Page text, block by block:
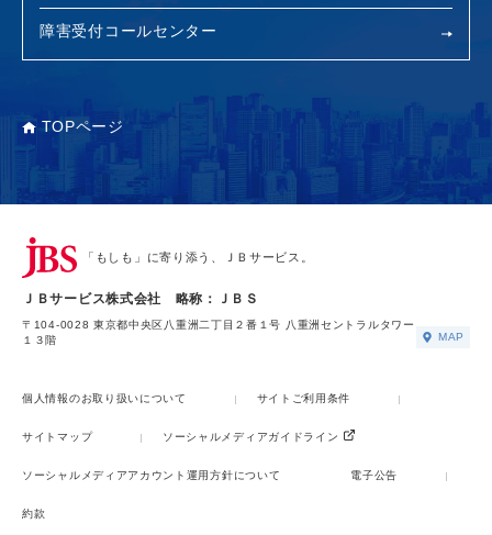
障害受付コールセンター
TOPページ
「もしも」に寄り添う、ＪＢサービス。
ＪＢサービス株式会社 略称：ＪＢＳ
〒104-0028 東京都中央区八重洲二丁目２番１号 八重洲セントラルタワー
１３階
MAP
個人情報のお取り扱いについて サイトご利用条件
サイトマップ ソーシャルメディアガイドライン
ソーシャルメディアアカウント運用方針について 電子公告
約款